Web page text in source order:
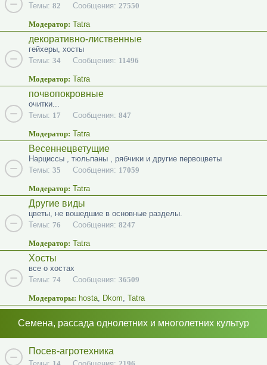
Темы: 82 Сообщения: 27550
Модератор: Tatra
декоративно-лиственные
гейхеры, хосты
Темы: 34 Сообщения: 11496
Модератор: Tatra
почвопокровные
очитки...
Темы: 17 Сообщения: 847
Модератор: Tatra
Весеннецветущие
Нарциссы , тюльпаны , рябчики и другие первоцветы
Темы: 35 Сообщения: 17059
Модератор: Tatra
Другие виды
цветы, не вошедшие в основные разделы.
Темы: 76 Сообщения: 8247
Модератор: Tatra
Хосты
все о хостах
Темы: 74 Сообщения: 36509
Модераторы: hosta, Dkom, Tatra
Семена, рассада однолетних и многолетних культур
Посев-агротехника